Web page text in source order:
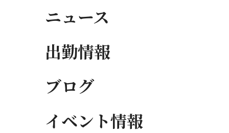
ニュース
出勤情報
ブログ
イベント情報